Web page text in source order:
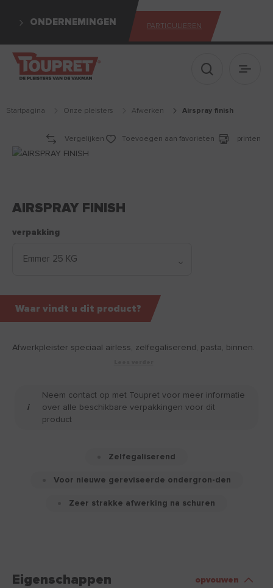
ONDERNEMINGEN PARTICULIEREN
Toon
startpagina Onze pleisters afwerken airspray finish
Vergelijken Toevoegen aan favorieten printen
AIRSPRAY FINISH
Afwerkpleister speciaal airless, zelfegaliserend, pasta, binnen.
verpakking
Neem contact op met Toupret voor meer informatie
over alle beschikbare verpakkingen voor dit
product
Zelfegaliserend
Voor nieuwe gereviseerde ondergron-den
Zeer strakke afwerking na schuren
Waar vindt u dit product?
Eigenschappen opvouwen